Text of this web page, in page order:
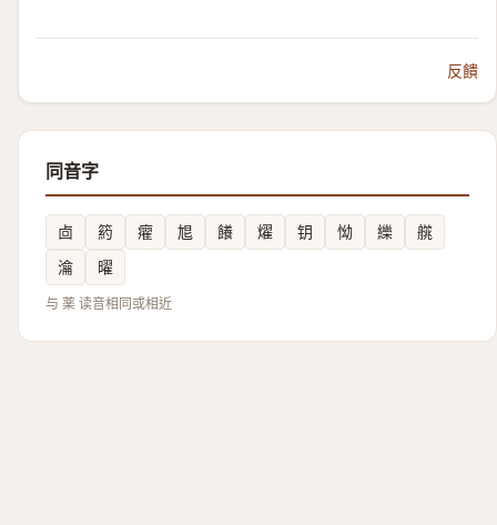
反饋
同音字
㔽 箹 㿑 㞁 䭥 燿 钥 怮 纅
艞
㵸
曜
与 薬 读音相同或相近